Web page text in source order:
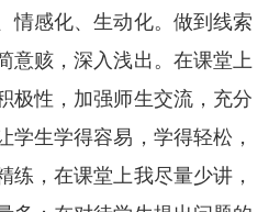
情感化、生动化。做到线索
意赅，深入浅出。在课堂上
极性，加强师生交流，充分
学生学得容易，学得轻松，
练，在课堂上我尽量少讲，